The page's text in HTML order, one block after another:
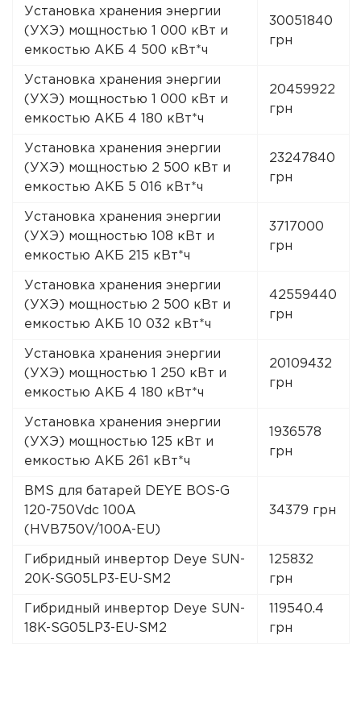
Установка хранения энергии
(УХЭ) мощностью 1 000 кВт и
емкостью АКБ 4 500 кВт*ч
30051840
грн
Установка хранения энергии
(УХЭ) мощностью 1 000 кВт и
емкостью АКБ 4 180 кВт*ч
20459922
грн
Установка хранения энергии
(УХЭ) мощностью 2 500 кВт и
емкостью АКБ 5 016 кВт*ч
23247840
грн
Установка хранения энергии
(УХЭ) мощностью 108 кВт и
емкостью АКБ 215 кВт*ч
3717000
грн
Установка хранения энергии
(УХЭ) мощностью 2 500 кВт и
емкостью АКБ 10 032 кВт*ч
42559440
грн
Установка хранения энергии
(УХЭ) мощностью 1 250 кВт и
емкостью АКБ 4 180 кВт*ч
20109432
грн
Установка хранения энергии
(УХЭ) мощностью 125 кВт и
емкостью АКБ 261 кВт*ч
1936578
грн
BMS для батарей DEYE BOS-G
120-750Vdc 100A
(HVB750V/100A-EU)
34379 грн
Гибридный инвертор Deye SUN-
20K-SG05LP3-EU-SM2
125832
грн
Гибридный инвертор Deye SUN-
18K-SG05LP3-EU-SM2
119540.4
грн